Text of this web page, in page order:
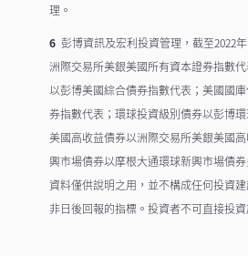
理。
6 彭博資訊及宏利投資管理，截至2022
洲際交易所美銀美國所有資本證券指數
以彭博美國綜合債券指數代表；美國國
券指數代表；環球投資級別債券以彭博
美國高收益債券以洲際交易所美銀美國
興市場債券以摩根大通環球新興市場債
資料僅供說明之用，並不構成任何投資
非日後回報的指標。投資者不可直接投資